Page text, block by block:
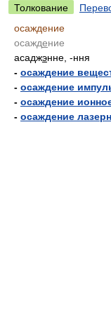
Толкование
осаждение
осаждение
асаджэнне, -ння
- осаждение
- осаждение
- осаждение
- осаждение